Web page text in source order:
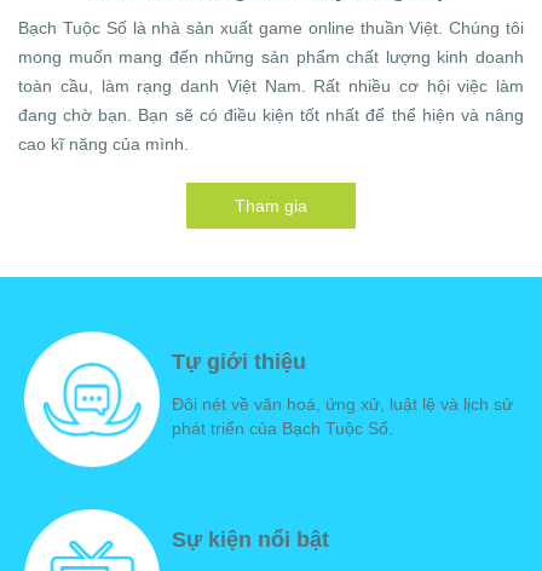
Bạch Tuộc Số là nhà sản xuất game online thuần Việt. Chúng tôi
mong muốn mang đến những sản phẩm chất lượng kinh doanh
toàn cầu, làm rạng danh Việt Nam. Rất nhiều cơ hội việc làm
đang chờ bạn. Bạn sẽ có điều kiện tốt nhất để thể hiện và nâng
cao kĩ năng của mình.
Tham gia
Tự giới thiệu
Đôi nét về văn hoá, ứng xử, luật lệ và lịch sử
phát triển của Bạch Tuộc Số.
Sự kiện nổi bật